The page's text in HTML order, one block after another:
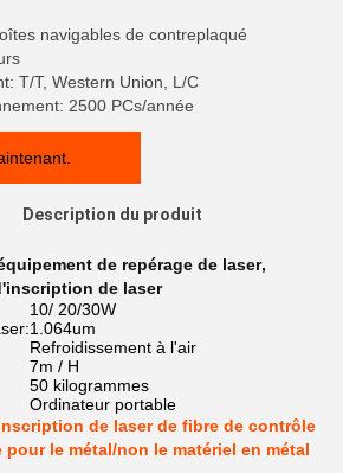
navigables de contreplaqué
T/T, Western Union, L/C
2500 PCs/année
Description du produit
de repérage de laser,
de laser
10/ 20/30W
1.064um
Refroidissement à l'air
7m / H
50 kilogrammes
Ordinateur portable
de laser de fibre de contrôle
le métal/non le matériel en métal